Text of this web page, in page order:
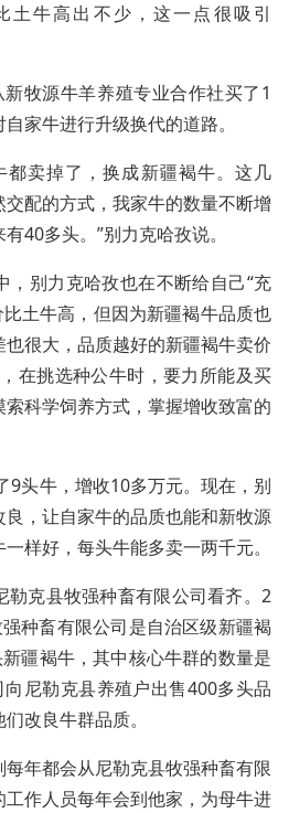
土牛高出不少，这一点很吸引
牧源牛羊养殖专业合作社买了1
家牛进行升级换代的道路。
都卖掉了，换成新疆褐牛。这几
配的方式，我家牛的数量不断增
40多头。”别力克哈孜说。
，别力克哈孜也在不断给自己“充
土牛高，但因为新疆褐牛品质也
很大，品质越好的新疆褐牛卖价
在挑选种公牛时，要力所能及买
科学饲养方式，掌握增收致富的
9头牛，增收10多万元。现在，别
，让自家牛的品质也能和新牧源
样好，每头牛能多卖一两千元。
勒克县牧强种畜有限公司看齐。2
种畜有限公司是自治区级新疆褐
疆褐牛，其中核心牛群的数量是
尼勒克县养殖户出售400多头品
改良牛群品质。
年都会从尼勒克县牧强种畜有限
作人员每年会到他家，为母牛进